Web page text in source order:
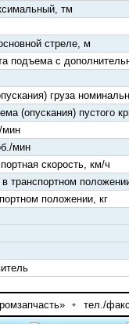
тм
стреле, м
подъема с
груза
(опускания) пустого
мин
мин
скорость, км/ч
транспортном
положении, кг
тел./